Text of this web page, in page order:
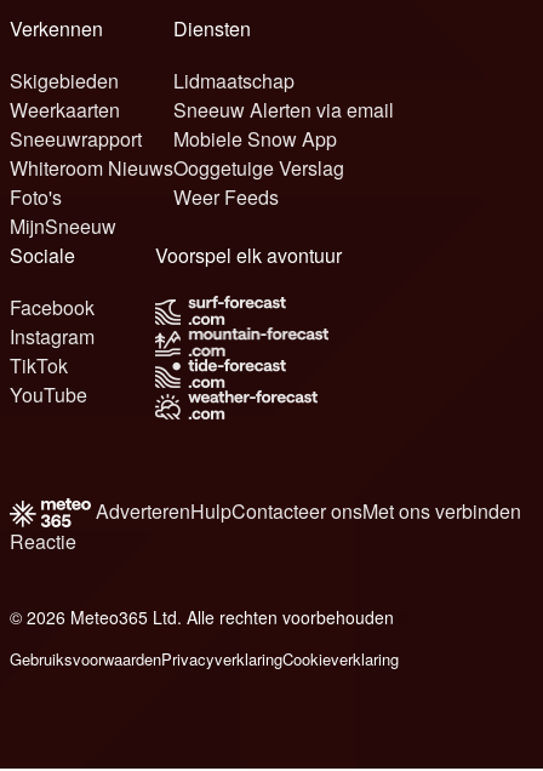
Verkennen
Skigebieden
Weerkaarten
Sneeuwrapport
Whiteroom Nieuws
Foto's
MijnSneeuw
Diensten
Lidmaatschap
Sneeuw Alerten via email
Mobiele Snow App
Ooggetuige Verslag
Weer Feeds
Sociale
Facebook
Instagram
TikTok
YouTube
Voorspel elk avontuur
AdverterenHulpContacteer onsMet ons verbinden
Reactie
© 2026 Meteo365 Ltd. Alle rechten voorbehouden
GebruiksvoorwaardenPrivacyverklaringCookieverklaring